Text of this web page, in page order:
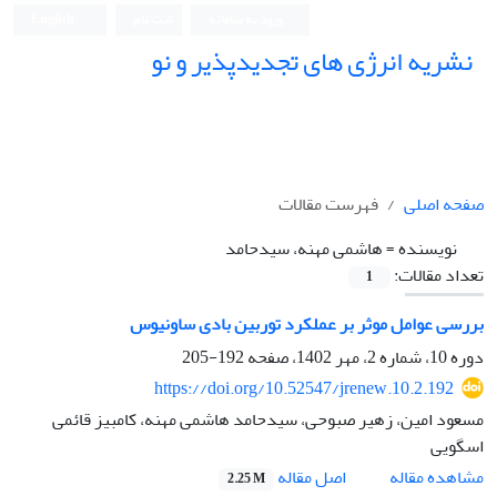
نشریه انرژی های تجدیدپذیر و نو
صفحه اصلی
فهرست مقالات
نویسنده =هاشمی مهنه، سیدحامد
تعداد مقالات:
1
بررسی عوامل موثر بر عملکرد توربین بادی ساونیوس
دوره 10، شماره 2، مهر 1402، صفحه
192-205
https://doi.org/10.52547/jrenew.10.2.192
مسعود امین، زهیر صبوحی، سیدحامد هاشمی مهنه، کامبیز قائمی
اسگویی
مشاهده مقاله
اصل مقاله 2.25 M